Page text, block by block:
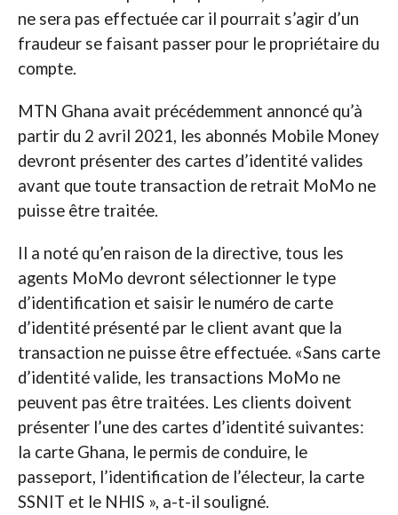
ne sera pas effectuée car il pourrait s’agir d’un
fraudeur se faisant passer pour le propriétaire du
compte.
MTN Ghana avait précédemment annoncé qu’à
partir du 2 avril 2021, les abonnés Mobile Money
devront présenter des cartes d’identité valides
avant que toute transaction de retrait MoMo ne
puisse être traitée.
Il a noté qu’en raison de la directive, tous les
agents MoMo devront sélectionner le type
d’identification et saisir le numéro de carte
d’identité présenté par le client avant que la
transaction ne puisse être effectuée. «Sans carte
d’identité valide, les transactions MoMo ne
peuvent pas être traitées. Les clients doivent
présenter l’une des cartes d’identité suivantes:
la carte Ghana, le permis de conduire, le
passeport, l’identification de l’électeur, la carte
SSNIT et le NHIS », a-t-il souligné.